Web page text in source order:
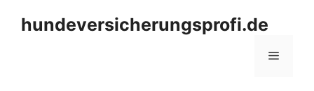
Inhalthundeversicherungsprofi.de
Menü